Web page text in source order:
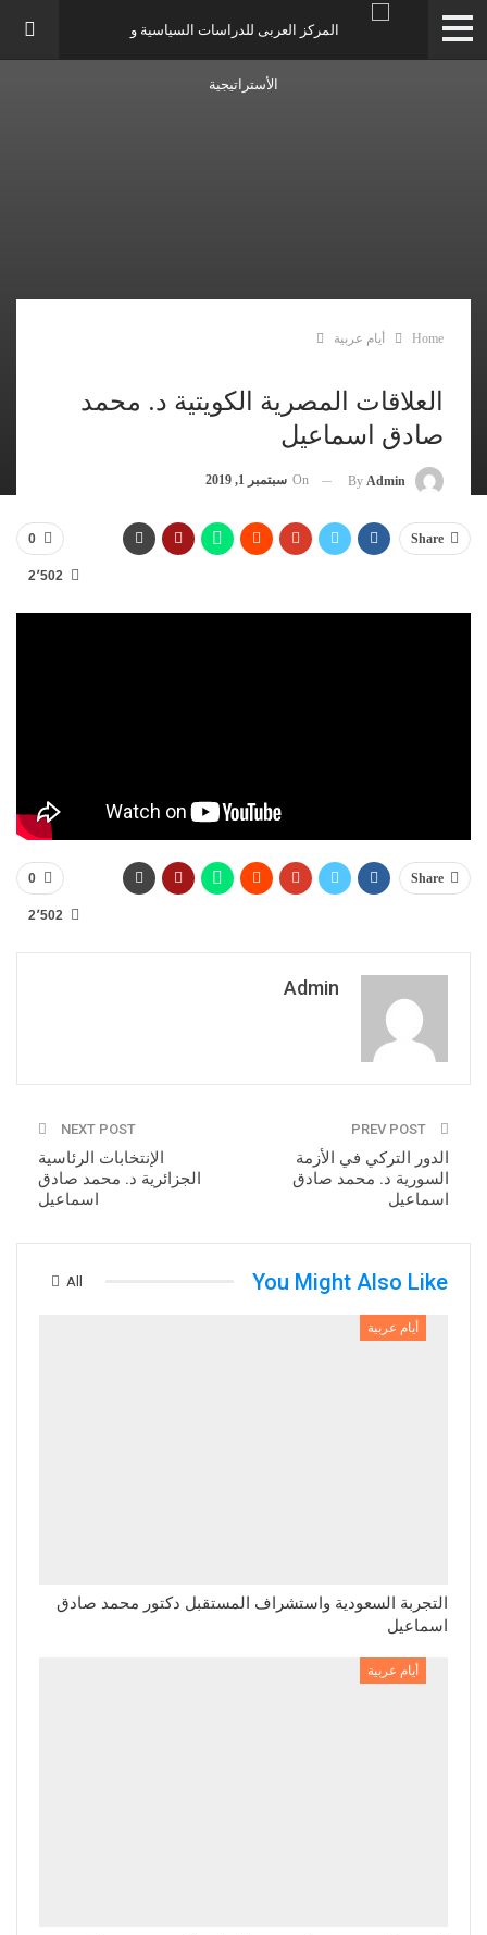
Home أيام عربية
العلاقات المصرية الكويتية د. محمد
صادق اسماعيل
By Admin
On سبتمبر 1, 2019
Share
0
2٬502
Share
0
2٬502
Admin
الدور التركي في الأزمة
السورية د. محمد صادق
اسماعيل
NEXT POST
الإنتخابات الرئاسية
الجزائرية د. محمد صادق
اسماعيل
All You Might Also Like
أيام عربية
التجربة السعودية واستشراف المستقبل دكتور محمد صادق
اسماعيل
أيام عربية